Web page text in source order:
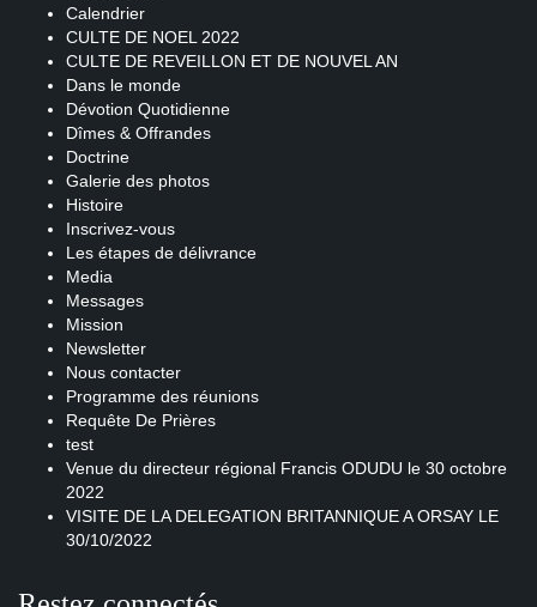
Calendrier
CULTE DE NOEL 2022
CULTE DE REVEILLON ET DE NOUVEL AN
Dans le monde
Dévotion Quotidienne
Dîmes & Offrandes
Doctrine
Galerie des photos
Histoire
Inscrivez-vous
Les étapes de délivrance
Media
Messages
Mission
Newsletter
Nous contacter
Programme des réunions
Requête De Prières
test
Venue du directeur régional Francis ODUDU le 30 octobre
2022
VISITE DE LA DELEGATION BRITANNIQUE A ORSAY LE
30/10/2022